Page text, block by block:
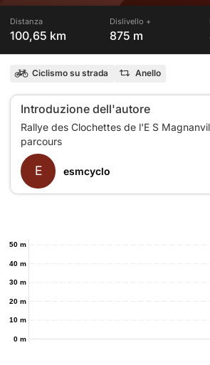
Distanza
100,65 km
Dislivello +
875 m
Ciclismo su strada Anello
Introduzione dell'autore
Rallye des Clochettes de l'E S
E esmcyclo
0 m
10 m
20 m
30 m
40 m
50 m